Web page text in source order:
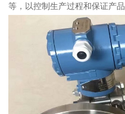
等，以控制生产过程和保证产品